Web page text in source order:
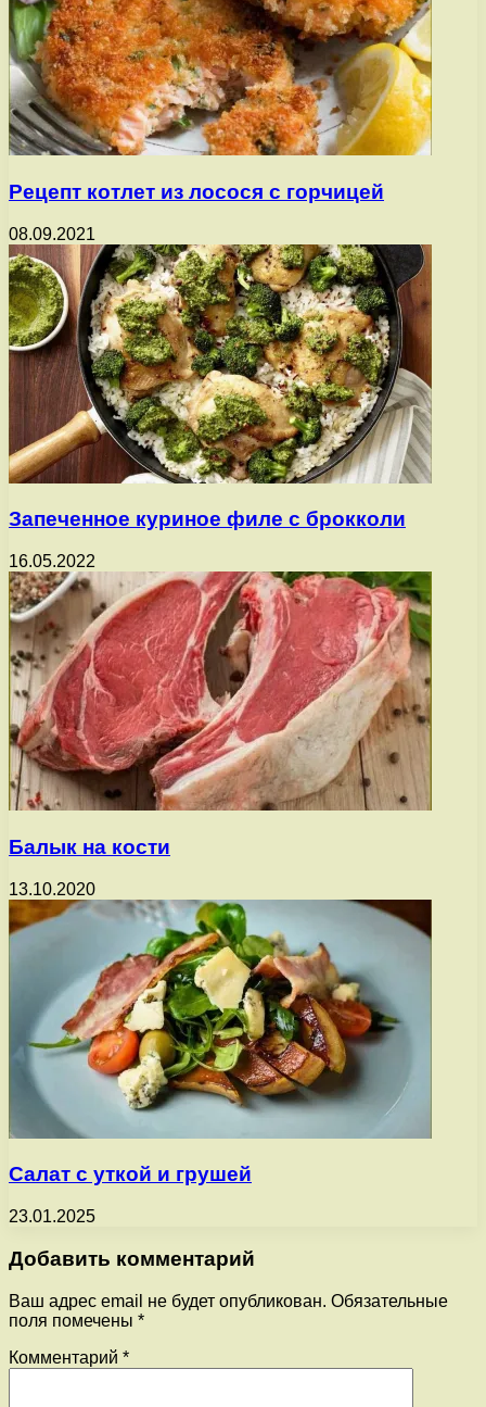
Рецепт котлет из лосося с горчицей
08.09.2021
Запеченное куриное филе с брокколи
16.05.2022
Балык на кости
13.10.2020
Салат с уткой и грушей
23.01.2025
Добавить комментарий
Ваш адрес email не будет опубликован. Обязательные
поля помечены *
Комментарий *